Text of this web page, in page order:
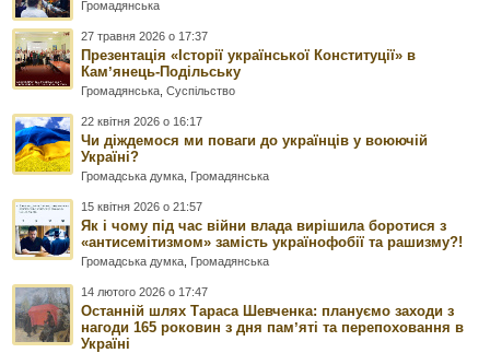
Громадянська
27 травня 2026 о 17:37
Презентація «Історії української Конституції» в
Камʼянець-Подільську
Громадянська ,Суспільство
22 квітня 2026 о 16:17
Чи діждемося ми поваги до українців у воюючій
Україні?
Громадська думка Громадянська
15 квітня 2026 о 21:57
Як і чому під час війни влада вирішила боротися з
«антисемітизмом» замість українофобії та рашизму?!
Громадська думка Громадянська
14 лютого 2026 о 17:47
Останній шлях Тараса Шевченка: плануємо заходи з
нагоди 165 роковин з дня памʼяті та перепоховання в
Україні